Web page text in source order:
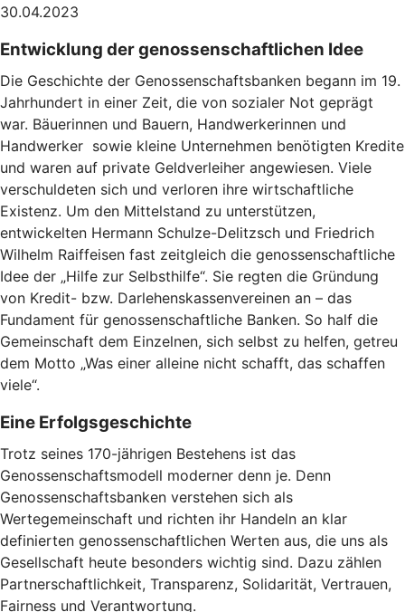
30.04.2023
Entwicklung der genossenschaftlichen Idee
Die Geschichte der Genossenschaftsbanken begann im 19.
Jahrhundert in einer Zeit, die von sozialer Not geprägt
war. Bäuerinnen und Bauern, Handwerkerinnen und
Handwerker sowie kleine Unternehmen benötigten Kredite
und waren auf private Geldverleiher angewiesen. Viele
verschuldeten sich und verloren ihre wirtschaftliche
Existenz. Um den Mittelstand zu unterstützen,
entwickelten Hermann Schulze-Delitzsch und Friedrich
Wilhelm Raiffeisen fast zeitgleich die genossenschaftliche
Idee der „Hilfe zur Selbsthilfe“. Sie regten die Gründung
von Kredit- bzw. Darlehenskassenvereinen an – das
Fundament für genossenschaftliche Banken. So half die
Gemeinschaft dem Einzelnen, sich selbst zu helfen, getreu
dem Motto „Was einer alleine nicht schafft, das schaffen
viele“.
Eine Erfolgsgeschichte
Trotz seines 170-jährigen Bestehens ist das
Genossenschaftsmodell moderner denn je. Denn
Genossenschaftsbanken verstehen sich als
Wertegemeinschaft und richten ihr Handeln an klar
definierten genossenschaftlichen Werten aus, die uns als
Gesellschaft heute besonders wichtig sind. Dazu zählen
Partnerschaftlichkeit, Transparenz, Solidarität, Vertrauen,
Fairness und Verantwortung.